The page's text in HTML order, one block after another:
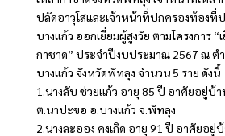
ปลัดอาวุโสและเจ้าหน้าที่ปกครองท้องที่
บางแก้ว ออกเยี่ยมผู้สูงวัย ตามโครงการ “
กาชาด” ประจำปีงบประมาณ 2567 ณ ต
บางแก้ว จังหวัดพัทลุง จำนวน 5 ราย ดังนี้
1.นางลับ ช่วยแก้ว อายุ 85 ปี อาศัยอยู่บ้
ต.นาปะขอ อ.บางแก้ว จ.พัทลุง
2.นางละออง คงเกิด อายุ 91 ปี อาศัยอยู่